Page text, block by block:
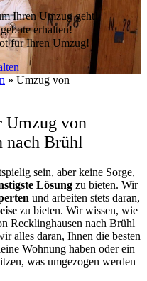
Ihren Umzug geht!
erhalten!
für Ihren Umzug!
» Umzug von
Umzug von
nach Brühl
sein, aber keine Sorge,
Lösung zu bieten. Wir
und arbeiten stets daran,
zu bieten. Wir wissen, wie
Recklinghausen nach Brühl
alles daran, Ihnen die besten
Wohnung haben oder ein
was umgezogen werden